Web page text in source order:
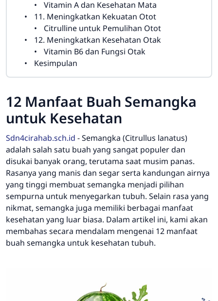
Vitamin A dan Kesehatan Mata
11. Meningkatkan Kekuatan Otot
Citrulline untuk Pemulihan Otot
12. Meningkatkan Kesehatan Otak
Vitamin B6 dan Fungsi Otak
Kesimpulan
12 Manfaat Buah Semangka
untuk Kesehatan
Sdn4cirahab.sch.id -Semangka (Citrullus lanatus)
adalah salah satu buah yang sangat populer dan
disukai banyak orang, terutama saat musim panas.
Rasanya yang manis dan segar serta kandungan airnya
yang tinggi membuat semangka menjadi pilihan
sempurna untuk menyegarkan tubuh. Selain rasa yang
nikmat, semangka juga memiliki berbagai manfaat
kesehatan yang luar biasa. Dalam artikel ini, kami akan
membahas secara mendalam mengenai 12 manfaat
buah semangka untuk kesehatan tubuh.